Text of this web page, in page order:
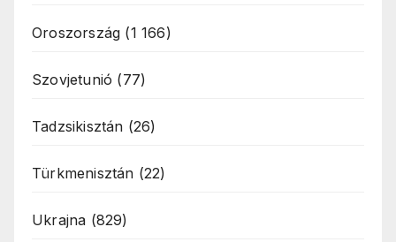
Oroszország (1 166)
Szovjetunió (77)
Tadzsikisztán (26)
Türkmenisztán (22)
Ukrajna (829)